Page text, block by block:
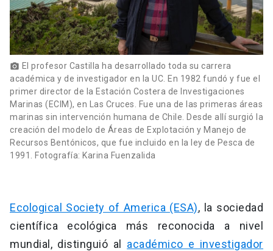
photo_camera El profesor Castilla ha desarrollado toda su carrera
académica y de investigador en la UC. En 1982 fundó y fue el
primer director de la Estación Costera de Investigaciones
Marinas (ECIM), en Las Cruces. Fue una de las primeras áreas
marinas sin intervención humana de Chile. Desde allí surgió la
creación del modelo de Áreas de Explotación y Manejo de
Recursos Bentónicos, que fue incluido en la ley de Pesca de
1991. Fotografía: Karina Fuenzalida
Ecological Society of America (ESA), la sociedad
científica ecológica más reconocida a nivel
mundial, distinguió al académico e investigador